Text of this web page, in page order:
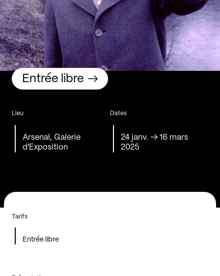
Lieu
Arsenal, Galerie
d'Exposition
Dates
24 janv. →16 mars
2025
Entrée libre
Tarifs
Entrée libre